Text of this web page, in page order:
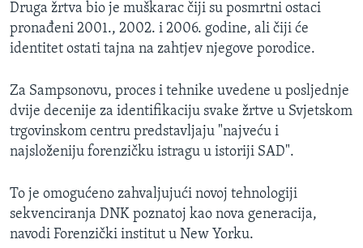
Druga žrtva bio je muškarac čiji su posmrtni ostaci
pronađeni 2001., 2002. i 2006. godine, ali čiji će
identitet ostati tajna na zahtjev njegove porodice.
Za Sampsonovu, proces i tehnike uvedene u posljednje
dvije decenije za identifikaciju svake žrtve u Svjetskom
trgovinskom centru predstavljaju "najveću i
najsloženiju forenzičku istragu u istoriji SAD".
To je omogućeno zahvaljujući novoj tehnologiji
sekvenciranja DNK poznatoj kao nova generacija,
navodi Forenzički institut u New Yorku.